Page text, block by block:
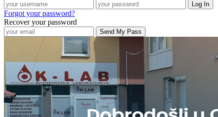
Forgot your password?
Recover your password